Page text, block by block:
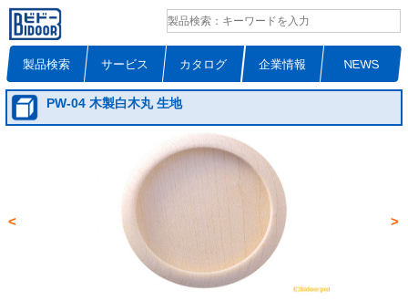
製品検索 サービス カタログ 企業情報 NEWS
PW-04 木製白木丸 生地
< >